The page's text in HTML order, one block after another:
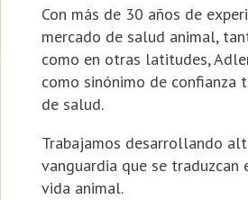
Con más de 30 años de
mercado de salud animal,
como en otras latitudes,
como sinónimo de confianza
de salud.
Trabajamos desarrollando
vanguardia que se traduzcan
vida animal.